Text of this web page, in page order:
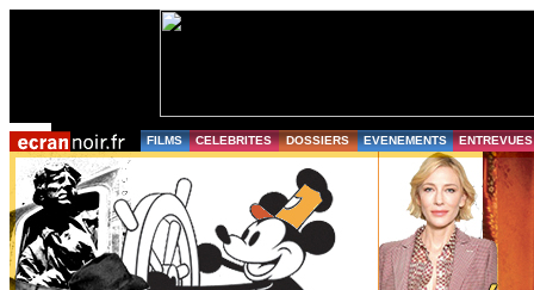
FILMS CELEBRITES DOSSIERS EVENEMENTS ENTREVUES